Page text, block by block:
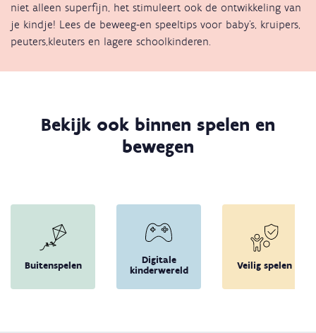
niet alleen superfijn, het stimuleert ook de ontwikkeling van
je kindje! Lees de beweeg-en speeltips voor baby's, kruipers,
peuters,kleuters en lagere schoolkinderen.
Bekijk ook binnen spelen en
bewegen
Buitenspelen
Digitale
kinderwereld
Veilig spelen